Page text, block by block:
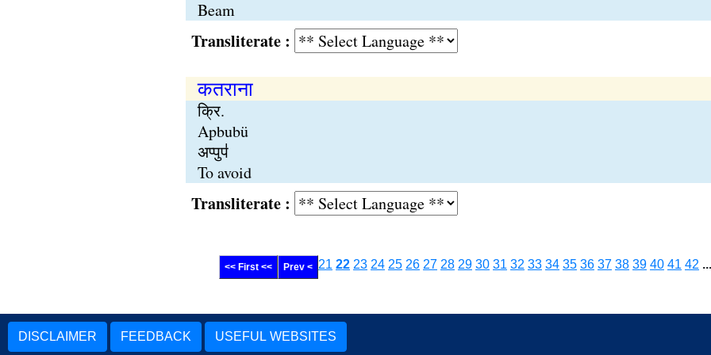
Beam
Transliterate :
कतराना
क्रि.
Apbubü
अप्पुप॑
To avoid
Transliterate :
<< First << Prev < 21 22 23 24 25 26 27 28 29 30 31 32 33 34 35 36 37 38 39 40 41 42
DISCLAIMER FEEDBACK USEFUL WEBSITES